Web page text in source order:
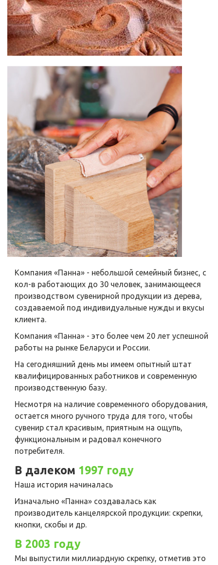
Компания «Панна» - небольшой семейный бизнес, с
кол-в работающих до 30 человек, занимающееся
производством сувенирной продукции из дерева,
создаваемой под индивидуальные нужды и вкусы
клиента.
Компания «Панна» - это более чем 20 лет успешной
работы на рынке Беларуси и России.
На сегодняшний день мы имеем опытный штат
квалифицированных работников и современную
производственную базу.
Несмотря на наличие современного оборудования,
остается много ручного труда для того, чтобы
сувенир стал красивым, приятным на ощупь,
функциональным и радовал конечного
потребителя.
В далеком 1997 году
Наша история начиналась
Изначально «Панна» создавалась как
производитель канцелярской продукции: скрепки,
кнопки, скобы и др.
В 2003 году
Мы выпустили миллиардную скрепку, отметив это